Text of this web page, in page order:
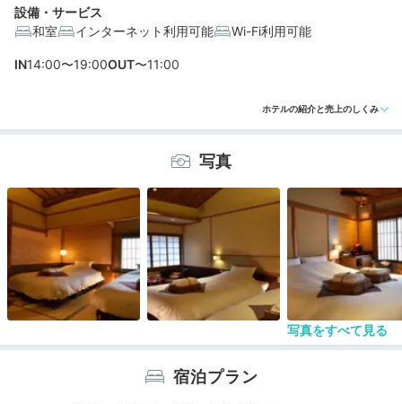
編集部おすすめの３つのポイント
徒歩10分圏内に東山の名所が集結！存分に観光できる便
利な立地
設備・サービス
和室
インターネット利用可能 Wi-Fi利用可能
IN14:00〜19:00OUT〜11:00
ホテルの紹介と売上のしくみ
写真
写真をすべて見る
宿泊プラン